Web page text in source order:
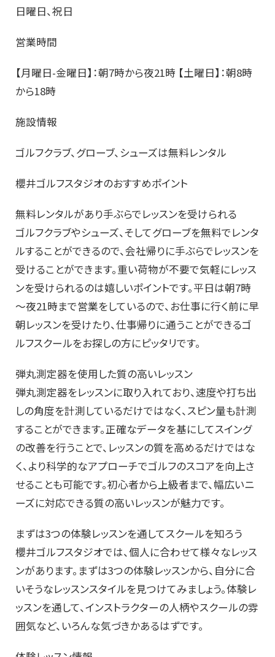
日曜日、祝日
営業時間
【月曜日-金曜日】：朝7時から夜21時 【土曜日】：朝8時
から18時
施設情報
ゴルフクラブ、グローブ、シューズは無料レンタル
櫻井ゴルフスタジオのおすすめポイント
無料レンタルがあり手ぶらでレッスンを受けられる
ゴルフクラブやシューズ、そしてグローブを無料でレンタ
ルすることができるので、会社帰りに手ぶらでレッスンを
受けることができます。重い荷物が不要で気軽にレッス
ンを受けられるのは嬉しいポイントです。平日は朝7時
～夜21時まで営業をしているので、お仕事に行く前に早
朝レッスンを受けたり、仕事帰りに通うことができるゴ
ルフスクールをお探しの方にピッタリです。
弾丸測定器を使用した質の高いレッスン
弾丸測定器をレッスンに取り入れており、速度や打ち出
しの角度を計測しているだけではなく、スピン量も計測
することができます。正確なデータを基にしてスイング
の改善を行うことで、レッスンの質を高めるだけではな
く、より科学的なアプローチでゴルフのスコアを向上さ
せることも可能です。初心者から上級者まで、幅広いニ
ーズに対応できる質の高いレッスンが魅力です。
まずは3つの体験レッスンを通してスクールを知ろう
櫻井ゴルフスタジオでは、個人に合わせて様々なレッス
ンがあります。まずは3つの体験レッスンから、自分に合
いそうなレッスンスタイルを見つけてみましょう。体験レ
ッスンを通して、インストラクターの人柄やスクールの雰
囲気など、いろんな気づきかあるはずです。